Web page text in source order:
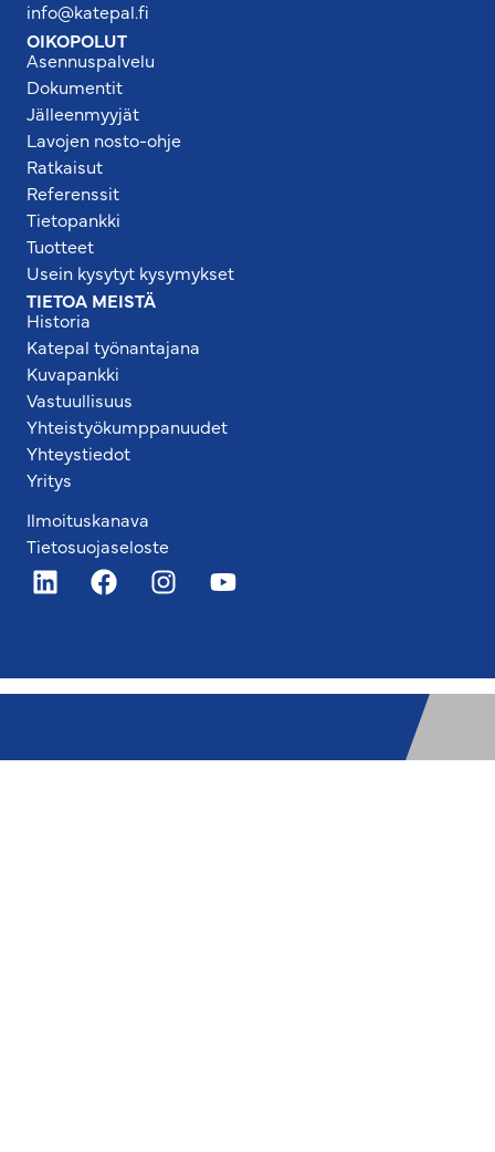
info@katepal.fi
OIKOPOLUT
Asennuspalvelu
Dokumentit
Jälleenmyyjät
Lavojen nosto-ohje
Ratkaisut
Referenssit
Tietopankki
Tuotteet
Usein kysytyt kysymykset
TIETOA MEISTÄ
Historia
Katepal työnantajana
Kuvapankki
Vastuullisuus
Yhteistyökumppanuudet
Yhteystiedot
Yritys
Ilmoituskanava
Tietosuojaseloste